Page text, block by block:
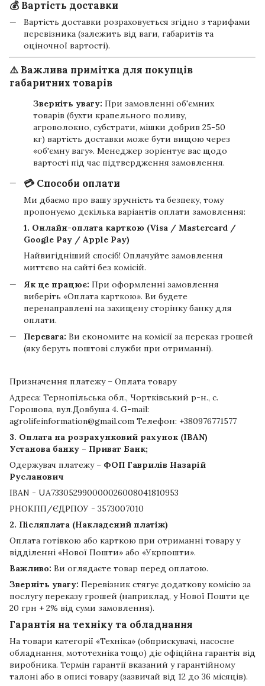
💰 Вартість доставки
Вартість доставки розраховується згідно з тарифами
перевізника (залежить від ваги, габаритів та
оціночної вартості).
⚠️ Важлива примітка для покупців
габаритних товарів
Зверніть увагу: При замовленні об'ємних
товарів (бухти крапельного поливу,
агроволокно, субстрати, мішки добрив 25-50
кг) вартість доставки може бути вищою через
«об'ємну вагу». Менеджер зорієнтує вас щодо
вартості під час підтвердження замовлення.
💳 Способи оплати
Ми дбаємо про вашу зручність та безпеку, тому
пропонуємо декілька варіантів оплати замовлення:
1. Онлайн-оплата карткою (Visa / Mastercard /
Google Pay / Apple Pay)
Найвигідніший спосіб! Оплачуйте замовлення
миттєво на сайті без комісій.
Як це працює: При оформленні замовлення
виберіть «Оплата карткою». Ви будете
перенаправлені на захищену сторінку банку для
оплати.
Перевага: Ви економите на комісії за переказ грошей
(яку беруть поштові служби при отриманні).
Призначення платежу – Оплата товару
Адреса: Тернопільська обл., Чортківський р-н., с.
Горошова, вул.Довбуша 4. G-mail:
agrolifeinformation@gmail.com Телефон: +380976771577
3. Оплата на розрахунковий рахунок (IBAN)
Установа банку – Приват Банк;
Одержувач платежу – ФОП Гаврилів Назарій
Русланович
IBAN - UA733052990000026008041810953
РНОКПП/ЄДРПОУ - 3573007010
2. Післяплата (Накладений платіж)
Оплата готівкою або карткою при отриманні товару у
відділенні «Нової Пошти» або «Укрпошти».
Важливо: Ви оглядаєте товар перед оплатою.
Зверніть увагу: Перевізник стягує додаткову комісію за
послугу переказу грошей (наприклад, у Нової Пошти це
20 грн + 2% від суми замовлення).
Гарантія на техніку та обладнання
На товари категорії «Техніка» (обприскувачі, насосне
обладнання, мототехніка тощо) діє офіційна гарантія від
виробника. Термін гарантії вказаний у гарантійному
талоні або в описі товару (зазвичай від 12 до 36 місяців).